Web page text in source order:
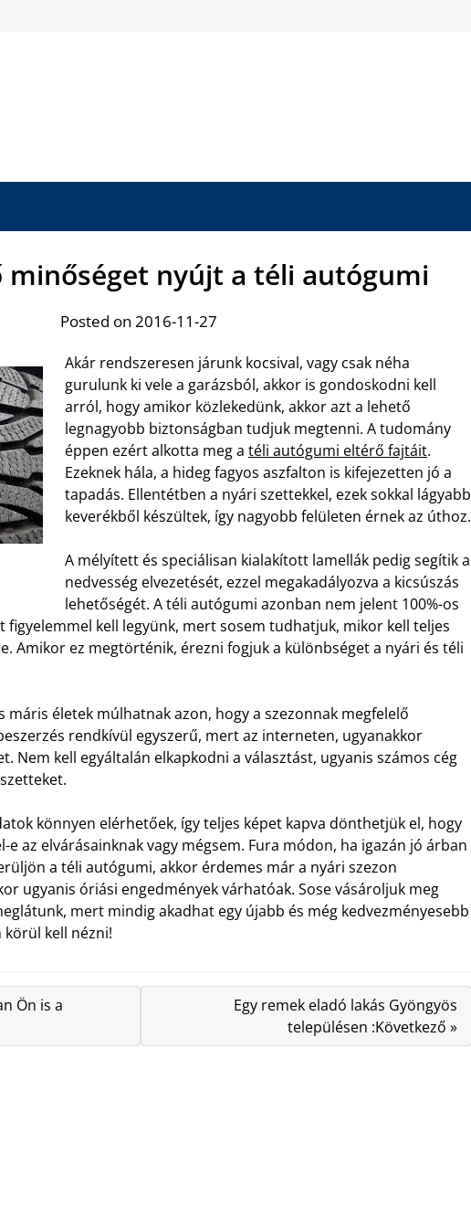
minőséget nyújt a téli autógumi
Posted on 2016-11-27
Akár rendszeresen járunk kocsival, vagy csak néha
gurulunk ki vele a garázsból, akkor is gondoskodni kell
arról, hogy amikor közlekedünk, akkor azt a lehető
legnagyobb biztonságban tudjuk megtenni. A tudomány
éppen ezért alkotta meg a téli autógumi eltérő fajtáit.
Ezeknek hála, a hideg fagyos aszfalton is kifejezetten jó a
tapadás. Ellentétben a nyári szettekkel, ezek sokkal lágyabb
keverékből készültek, így nagyobb felületen érnek az úthoz.
A mélyített és speciálisan kialakított lamellák pedig segítik a
nedvesség elvezetését, ezzel megakadályozva a kicsúszás
lehetőségét. A téli autógumi azonban nem jelent 100%-os
figyelemmel kell legyünk, mert sosem tudhatjuk, mikor kell teljes
Amikor ez megtörténik, érezni fogjuk a különbséget a nyári és téli
máris életek múlhatnak azon, hogy a szezonnak megfelelő
rendkívül egyszerű, mert az interneten, ugyanakkor
Nem kell egyáltalán elkapkodni a választást, ugyanis számos cég
könnyen elérhetőek, így teljes képet kapva dönthetjük el, hogy
e az elvárásainknak vagy mégsem. Fura módon, ha igazán jó árban
a téli autógumi, akkor érdemes már a nyári szezon
ugyanis óriási engedmények várhatóak. Sose vásároljuk meg
mert mindig akadhat egy újabb és még kedvezményesebb
kell nézni!
Ön is a
Egy remek eladó lakás Gyöngyös
településen :Következő »